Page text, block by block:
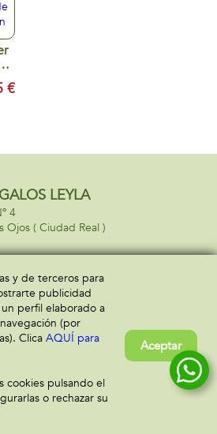
€
LEYLA
4
Ojos ( Ciudad Real )
Atención al cliente
Envío y devolución
Contacto
y de terceros para
publicidad
perfil elaborado a
(por
Clica AQUÍ para
cookies pulsando el
o rechazar su
Aceptar